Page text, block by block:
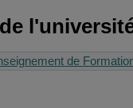
de